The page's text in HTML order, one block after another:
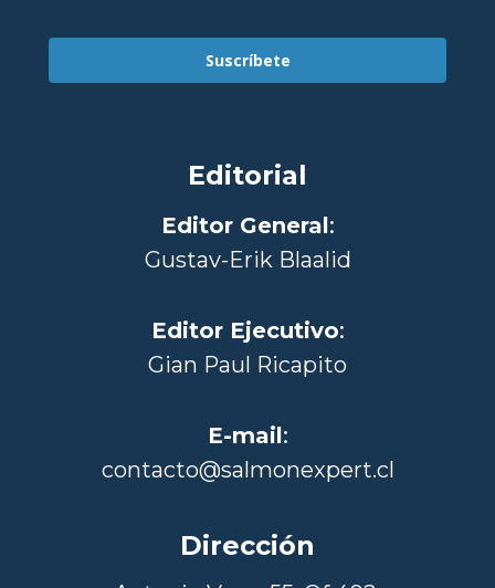
Suscríbete
Editorial
Editor General:
Gustav-Erik Blaalid
Editor Ejecutivo:
Gian Paul Ricapito
E-mail:
contacto@salmonexpert.cl
Dirección